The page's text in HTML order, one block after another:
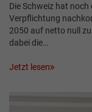
Die Schweiz hat
Verpflichtung
2050 auf netto null
dabei die…
Jetzt lesen